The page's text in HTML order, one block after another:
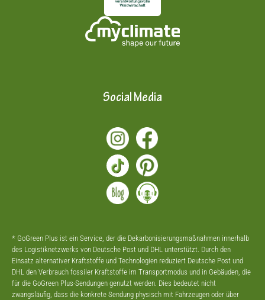
Social Media
* GoGreen Plus ist ein Service, der die Dekarbonisierungsmaßnahmen innerhalb
des Logistiknetzwerks von Deutsche Post und DHL unterstützt. Durch den
Einsatz alternativer Kraftstoffe und Technologien reduziert Deutsche Post und
DHL den Verbrauch fossiler Kraftstoffe im Transportmodus und in Gebäuden, die
für die GoGreen Plus-Sendungen genutzt werden. Dies bedeutet nicht
zwangsläufig, dass die konkrete Sendung physisch mit Fahrzeugen oder über